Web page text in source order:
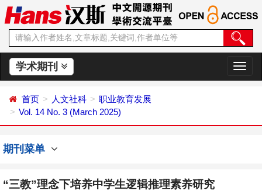
学术期刊
切
换
首页 人文社科
职业教育发展
Vol. 14 No. 3 (March 2025)
期刊菜单
“三教”理念下培养中学生逻辑推理素养研究